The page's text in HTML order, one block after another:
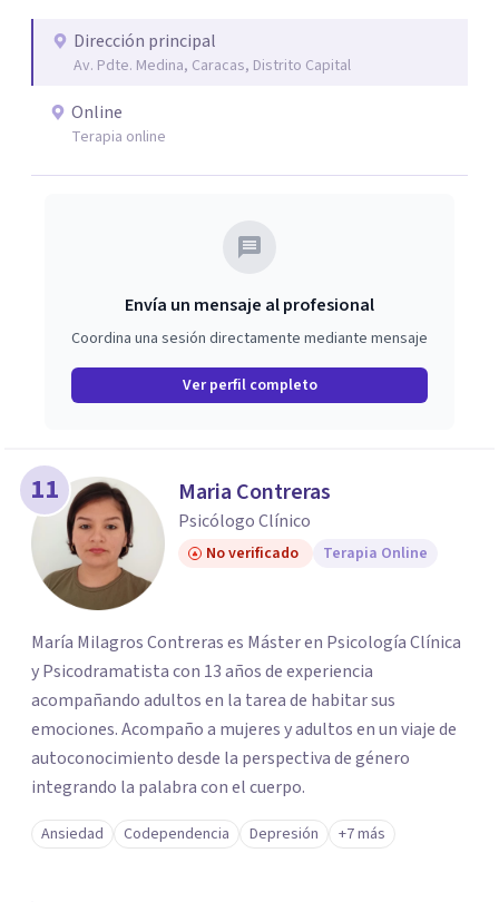
acción. Trabajaremos juntos para superar duelos, fobias y
el estrés cotidiano, devolviéndote el control de tu vida de
forma ágil y efectiva.
Dirección principal
Av. Pdte. Medina, Caracas, Distrito Capital
Online
Terapia online
Envía un mensaje al profesional
Coordina una sesión directamente mediante mensaje
Ver perfil completo
11 Maria Contreras
Psicólogo Clínico
No verificado Terapia Online
María Milagros Contreras es Máster en Psicología Clínica
y Psicodramatista con 13 años de experiencia
acompañando adultos en la tarea de habitar sus
emociones. Acompaño a mujeres y adultos en un viaje de
autoconocimiento desde la perspectiva de género
integrando la palabra con el cuerpo.
Ansiedad Codependencia Depresión +7 más